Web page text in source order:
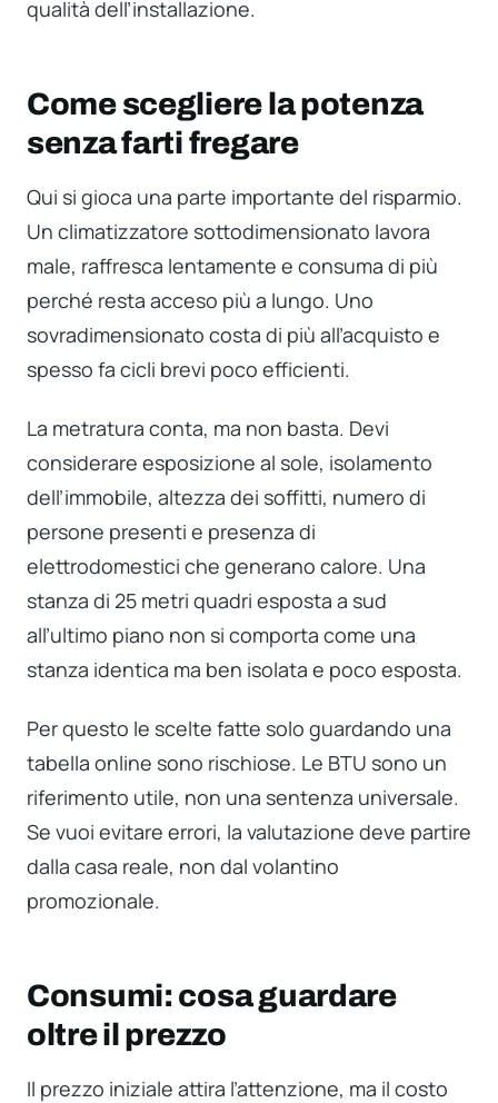
qualità dell’installazione.
Come scegliere la potenza
senza farti fregare
Qui si gioca una parte importante del risparmio.
Un climatizzatore sottodimensionato lavora
male, raffresca lentamente e consuma di più
perché resta acceso più a lungo. Uno
sovradimensionato costa di più all’acquisto e
spesso fa cicli brevi poco efficienti.
La metratura conta, ma non basta. Devi
considerare esposizione al sole, isolamento
dell’immobile, altezza dei soffitti, numero di
persone presenti e presenza di
elettrodomestici che generano calore. Una
stanza di 25 metri quadri esposta a sud
all’ultimo piano non si comporta come una
stanza identica ma ben isolata e poco esposta.
Per questo le scelte fatte solo guardando una
tabella online sono rischiose. Le BTU sono un
riferimento utile, non una sentenza universale.
Se vuoi evitare errori, la valutazione deve partire
dalla casa reale, non dal volantino
promozionale.
Consumi: cosa guardare
oltre il prezzo
Il prezzo iniziale attira l’attenzione, ma il costo